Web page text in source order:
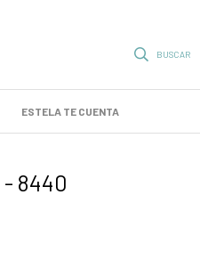
ESTELA TE CUENTA
- 8440